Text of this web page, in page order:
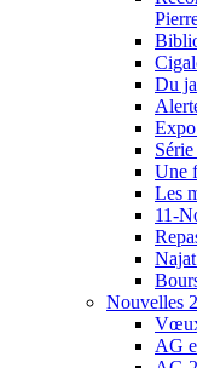
Du
Une
Les
11-
Nouvelles
AG